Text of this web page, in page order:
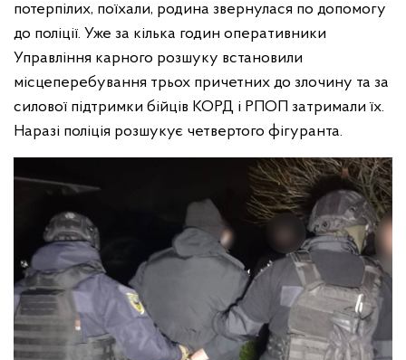
потерпілих, поїхали, родина звернулася по допомогу
до поліції. Уже за кілька годин оперативники
Управління карного розшуку встановили
місцеперебування трьох причетних до злочину та за
силової підтримки бійців КОРД і РПОП затримали їх.
Наразі поліція розшукує четвертого фігуранта.